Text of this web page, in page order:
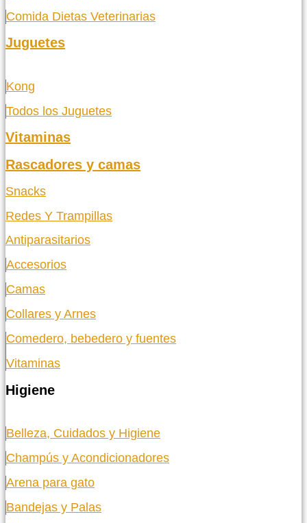
Comida Dietas Veterinarias
Juguetes
Kong
Todos los Juguetes
Vitaminas
Rascadores y camas
Snacks
Redes Y Trampillas
Antiparasitarios
Accesorios
Camas
Collares y Arnes
Comedero, bebedero y fuentes
Vitaminas
Higiene
Belleza, Cuidados y Higiene
Champús y Acondicionadores
Arena para gato
Bandejas y Palas